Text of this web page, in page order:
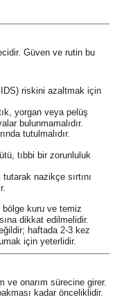
Güven ve rutin bu
riskini azaltmak için
yorgan veya pelüş
bulunmamalıdır.
tutulmalıdır.
tıbbi bir zorunluluk
nazikçe sırtını
bölge kuru ve temiz
dikkat edilmelidir.
haftada 2-3 kez
için yeterlidir.
ve onarım sürecine girer.
kadar önceliklidir.